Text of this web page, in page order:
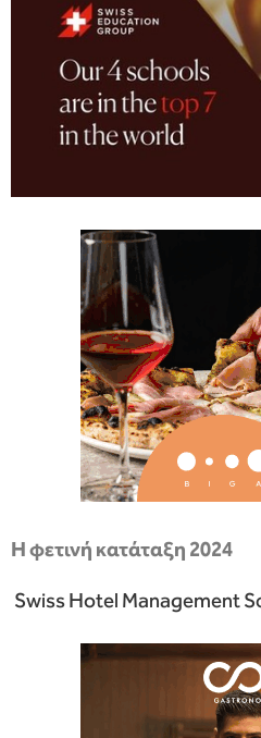
Hφετινή κατάταξη 2024
Swiss Hotel Management